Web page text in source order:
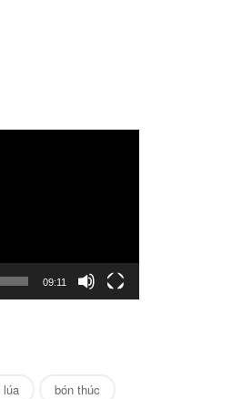
09:11
lúa bón thúc